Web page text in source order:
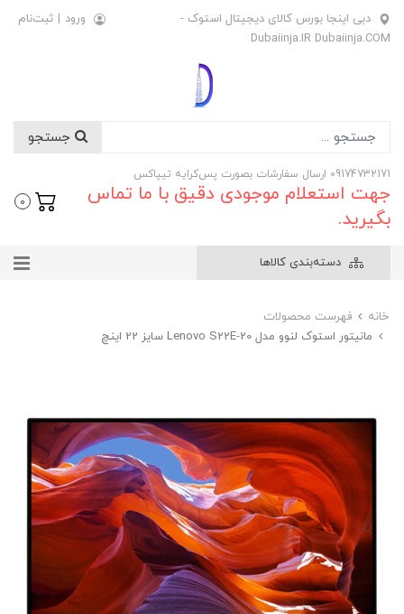
دبی اینجا بورس کالای دیجیتال استوک -
Dubaiinja.IR Dubaiinja.COM
ورود | ثبت‌نام
09174732171 ارسال سفارشات بصورت پس‌کرایه تیپاکس
جهت استعلام موجودی دقیق با ما تماس
بگیرید.
0
دسته‌بندی کالاها
خانه
فهرست محصولات
مانیتور استوک لنوو مدل Lenovo S22E-20 سایز 22 اینچ